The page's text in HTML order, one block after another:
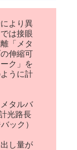
より異
は接眼
「メタ
伸縮可
ク」を
うに計
タルバ
光路長
ック）
し量が